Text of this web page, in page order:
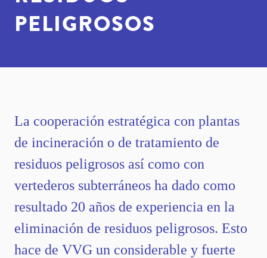
PELIGROSOS
La cooperación estratégica con plantas
de incineración o de tratamiento de
residuos peligrosos así como con
vertederos subterráneos ha dado como
resultado 20 años de experiencia en la
eliminación de residuos peligrosos. Esto
hace de VVG un considerable y fuerte